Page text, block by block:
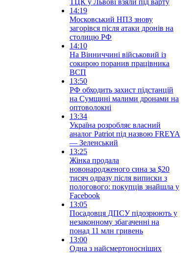
14:19
Московський НПЗ знову
загорівся після атаки дронів на
столицю РФ
14:10
На Вінниччині військовий із
сокирою поранив працівника
ВСП
13:50
РФ обходить захист підстанцій
на Сумщині малими дронами на
оптоволокні
13:34
Україна розробляє власний
аналог Patriot під назвою FREYA
— Зеленський
13:25
Жінка продала
новонародженого сина за $20
тисяч одразу після виписки з
пологового: покупців знайшла у
Facebook
13:05
Посадовця ДПСУ підозрюють у
незаконному збагаченні на
понад 11 млн гривень
13:00
Одна з найсмертоносніших